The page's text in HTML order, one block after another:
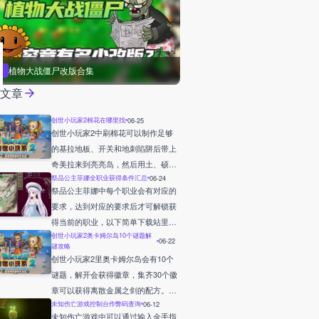
植物大战僵尸改版合集
章
创世小玩家2棉花在哪里找 06-25
创世小玩家2中刷棉花可以制作足够
的基拉地板、开关和地刺陷阱后带上
奇美拉来到亮亮岛，然后用土、硕石
土、粘土，找到有虫子和炸弹石的地
方堆起来，到足够高度后向前建二十
个格子建成三排，在起点格子也用同
样材料花费七个建一个小方框，放上
小凳子，在其中放上方框，然后在小
房子里放一圈地刺，中间放置基拉地
板和开关，最后回到小框里的凳子坐
下就能够刷怪出来了。
祭品公主菲娜全职业获得条件汇总 06-24
祭品公主菲娜中每个职业会有对应的
要求，达到对应的要求后才可解锁获
得当前的职业，以下简单下载站里列
举整理出了这些职业解锁的条件详情
内容！
创世小玩家2奥卡姆尔岛10个谜题解
谜攻略
06-22
创世小玩家2里奥卡姆尔岛会有10个
谜题，解开会获得徽章，集齐30个徽
章可以获得离散金属之剑的配方。详
细的关于各个谜题的解谜答案相关内
未知伤亡游戏控制台作弊码查询 06-12
未知伤亡游戏中可以通过输入金手指